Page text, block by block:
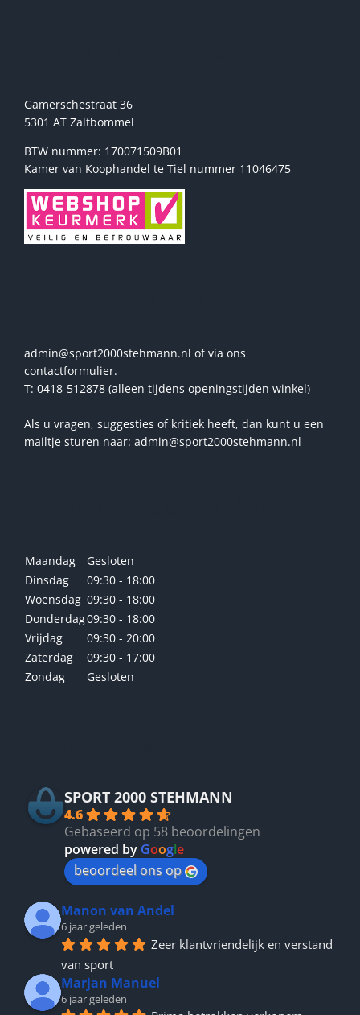
Gamerschestraat 36
5301 AT Zaltbommel
BTW nummer: 170071509B01
Kamer van Koophandel te Tiel nummer 11046475
admin@sport2000stehmann.nl of via ons
contactformulier.
T: 0418-512878 (alleen tijdens openingstijden winkel)
Als u vragen, suggesties of kritiek heeft, dan kunt u een
mailtje sturen naar: admin@sport2000stehmann.nl
Maandag
Gesloten
Dinsdag
09:30 - 18:00
Woensdag 09:30 - 18:00
Donderdag09:30 - 18:00
Vrijdag
09:30 - 20:00
Zaterdag
09:30 - 17:00
Zondag
Gesloten
SPORT 2000 STEHMANN
4.6
Gebaseerd op 58 beoordelingen
powered by Google
beoordeel ons op
Manon van Andel
6 jaar geleden
Zeer klantvriendelijk en verstand
van sport
Marjan Manuel
6 jaar geleden